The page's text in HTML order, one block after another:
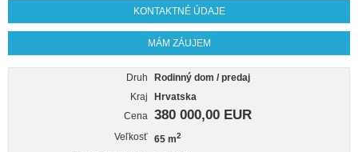
KONTAKTNÉ ÚDAJE
MÁM ZÁUJEM
Druh
Rodinný dom / predaj
Kraj
Hrvatska
Cena 380 000,00 EUR
Veľkosť 65 m2